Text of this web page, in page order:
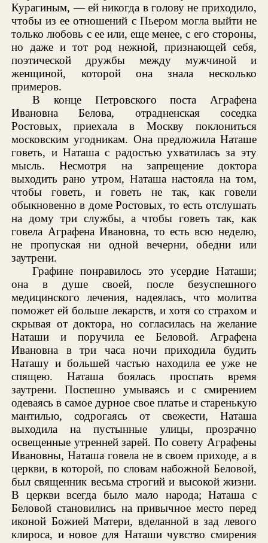
Курагиным, — ей никогда в голову не приходило,
чтобы из ее отношений с Пьером могла выйти не
только любовь с ее или, еще менее, с его стороны,
но даже и тот род нежной, признающей себя,
поэтической дружбы между мужчиной и
женщиной, которой она знала несколько
примеров.
В конце Петровского поста Аграфена
Ивановна Белова, отрадненская соседка
Ростовых, приехала в Москву поклониться
московским угодникам. Она предложила Наташе
говеть, и Наташа с радостью ухватилась за эту
мысль. Несмотря на запрещение доктора
выходить рано утром, Наташа настояла на том,
чтобы говеть, и говеть не так, как говели
обыкновенно в доме Ростовых, то есть отслушать
на дому три службы, а чтобы говеть так, как
говела Аграфена Ивановна, то есть всю неделю,
не пропуская ни одной вечерни, обедни или
заутрени.
Графине понравилось это усердие Наташи;
она в душе своей, после безуспешного
медицинского лечения, надеялась, что молитва
поможет ей больше лекарств, и хотя со страхом и
скрывая от доктора, но согласилась на желание
Наташи и поручила ее Беловой. Аграфена
Ивановна в три часа ночи приходила будить
Наташу и большей частью находила ее уже не
спящею. Наташа боялась проспать время
заутрени. Поспешно умываясь и с смирением
одеваясь в самое дурное свое платье и старенькую
мантилью, содрогаясь от свежести, Наташа
выходила на пустынные улицы, прозрачно
освещенные утренней зарей. По совету Аграфены
Ивановны, Наташа говела не в своем приходе, а в
церкви, в которой, по словам набожной Беловой,
был священник весьма строгий и высокой жизни.
В церкви всегда было мало народа; Наташа с
Беловой становились на привычное место перед
иконой Божией Матери, вделанной в зад левого
клироса, и новое для Наташи чувство смирения